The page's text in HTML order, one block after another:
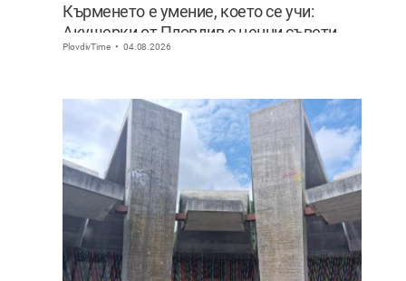
Кърменето е умение, което се учи:
Акушерки от Пловдив с ценни съвети
към младите майки
PlovdivTime 04.08.2026